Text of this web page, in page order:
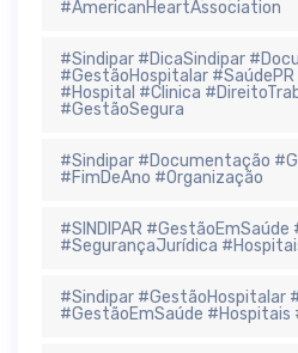
#AmericanHeartAssociation
#Sindipar #DicaSindipar
#GestãoHospitalar #SaúdePR
#Hospital #Clinica
#GestãoSegura
#Sindipar #Documentação
#FimDeAno #Organização
#SINDIPAR
#SegurançaJurídica
#Sindipar #GestãoHospitalar
#GestãoEmSaúde